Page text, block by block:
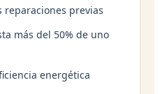
reparaciones previas
más del 50% de uno
energética